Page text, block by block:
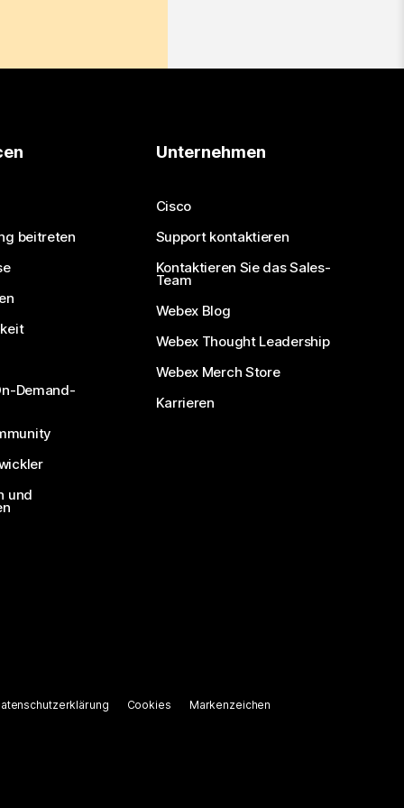
beitreten
Demand-
und
Unternehmen
Cisco
Support kontaktieren
Kontaktieren Sie das Sales-
Team
Webex Blog
Webex Thought Leadership
Webex Merch Store
Karrieren
Cookies Markenzeichen